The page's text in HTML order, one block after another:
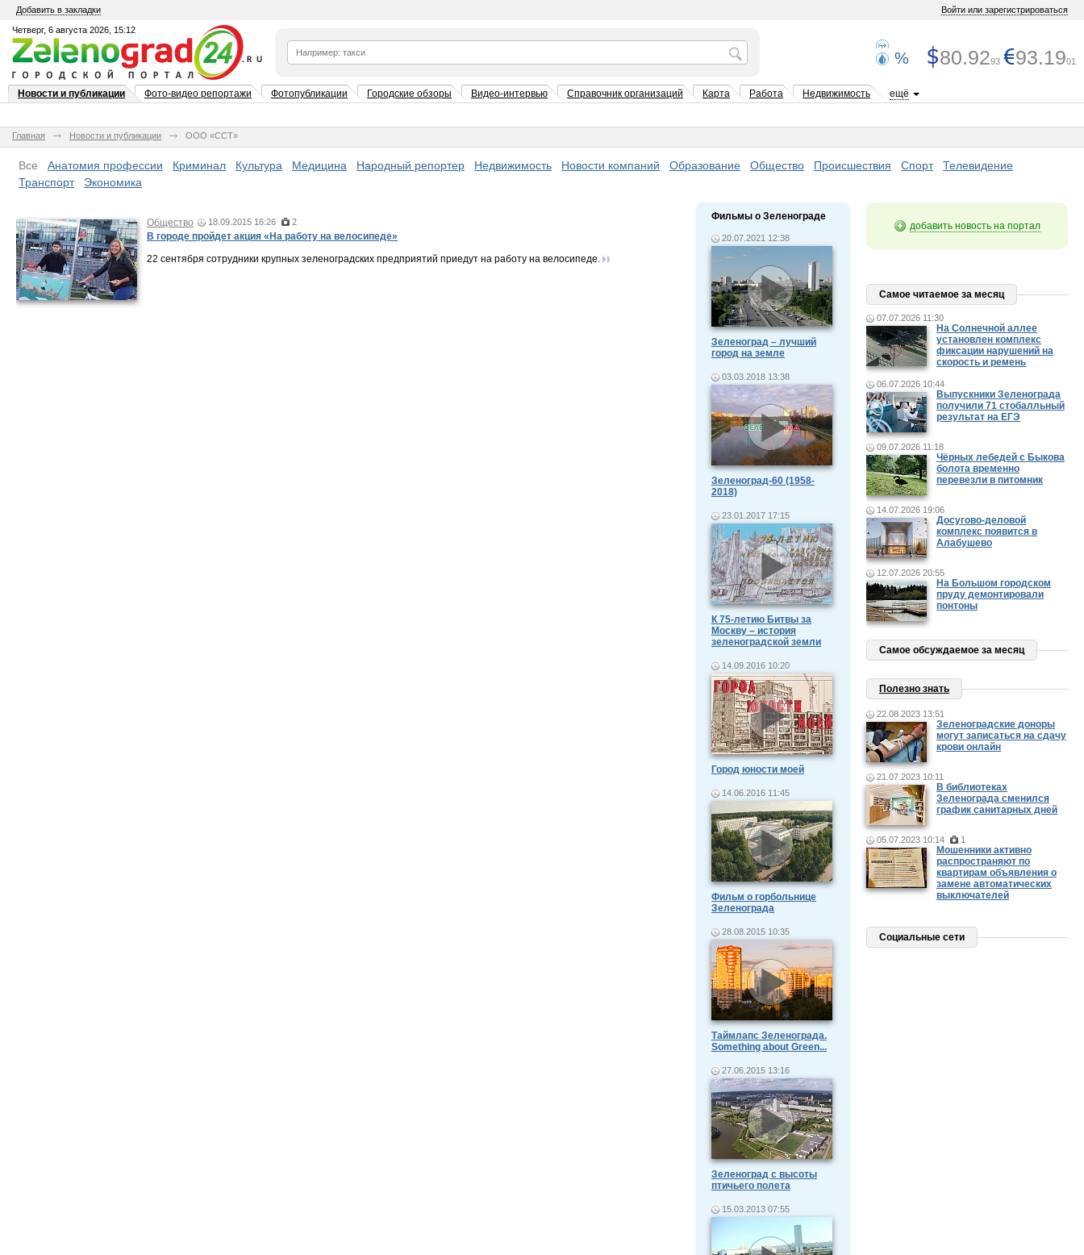
Добавить в закладки Войти или зарегистрироваться
Четверг, 6 августа 2026, 15:12
% 80.9293 93.1901
Новости и публикации Фото-видео репортажи Фотопубликации Городские обзоры Видео-интервью Справочник организаций Карта Работа Недвижимость ещё
Главная Новости и публикации ООО «ССТ»
Все Анатомия профессии Криминал Культура Медицина Народный репортер Недвижимость Новости компаний Образование Общество Происшествия Спорт
Телевидение
Транспорт
Экономика
Общество 18.09.2015 16:26 2
В городе пройдет акция «На работу на велосипеде»
22 сентября сотрудники крупных зеленоградских предприятий приедут на работу на велосипеде.
Фильмы о Зеленограде
20.07.2021 12:38
Зеленоград – лучший
город на земле
03.03.2018 13:38
Зеленоград-60 (1958-
2018)
23.01.2017 17:15
К 75-летию Битвы за
Москву – история
зеленоградской земли
14.09.2016 10:20
Город юности моей
14.06.2016 11:45
Фильм о горбольнице
Зеленограда
28.08.2015 10:35
Таймлапс Зеленограда.
Something about Green...
27.06.2015 13:16
Зеленоград с высоты
птичьего полета
15.03.2013 07:55
добавить новость на портал
Самое читаемое за месяц
07.07.2026 11:30
На Солнечной аллее
установлен комплекс
фиксации нарушений на
скорость и ремень
06.07.2026 10:44
Выпускники Зеленограда
получили 71 стобалльный
результат на ЕГЭ
09.07.2026 11:18
Чёрных лебедей с Быкова
болота временно
перевезли в питомник
14.07.2026 19:06
Досугово-деловой
комплекс появится в
Алабушево
12.07.2026 20:55
На Большом городском
пруду демонтировали
понтоны
Самое обсуждаемое за месяц
Полезно знать
22.08.2023 13:51
Зеленоградские доноры
могут записаться на сдачу
крови онлайн
21.07.2023 10:11
В библиотеках
Зеленограда сменился
график санитарных дней
05.07.2023 10:14 1
Мошенники активно
распространяют по
квартирам объявления о
замене автоматических
выключателей
Социальные сети